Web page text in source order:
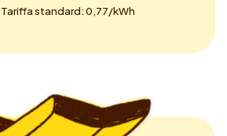
Tariffa standard: 0,77/kWh